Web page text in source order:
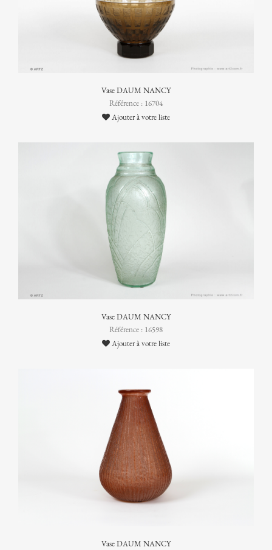
Vase DAUM NANCY
Référence : 16704
Ajouter à votre liste
Vase DAUM NANCY
Référence : 16598
Ajouter à votre liste
Vase DAUM NANCY